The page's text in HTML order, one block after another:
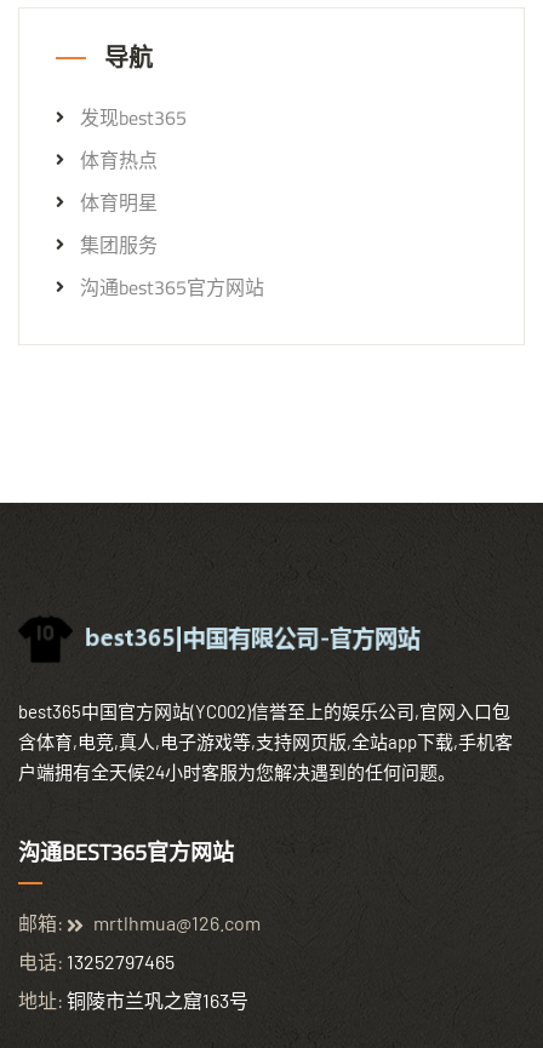
导航
发现best365
体育热点
体育明星
集团服务
沟通best365官方网站
best365中国官方网站(YC002)信誉至上的娱乐公司,官网入口包
含体育,电竞,真人,电子游戏等,支持网页版,全站app下载,手机客
户端拥有全天候24小时客服为您解决遇到的任何问题。
沟通BEST365官方网站
邮箱:
mrtlhmua@126.com
电话: 13252797465
地址: 铜陵市兰巩之窟163号